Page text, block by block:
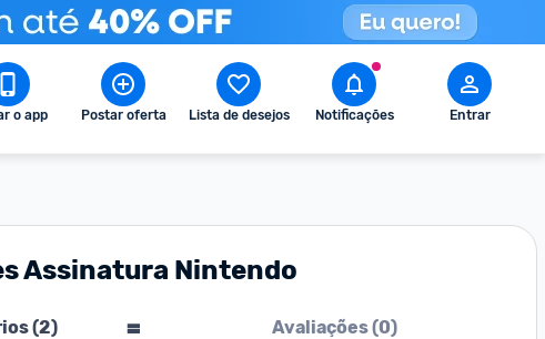
o app Postar oferta Lista de desejos Notificações Entrar
Assinatura Nintendo
(2) Avaliações (0)